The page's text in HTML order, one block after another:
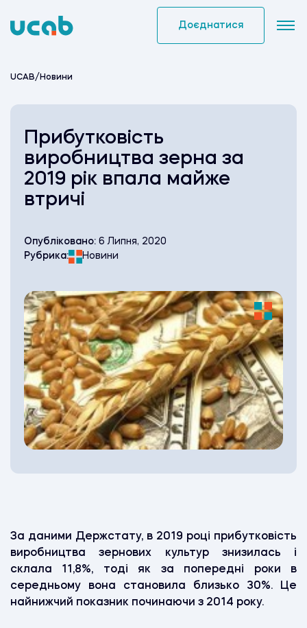
to
Доєднатися
UCAB/ Новини
Прибутковість
виробництва зерна за
2019 рік впала майже
втричі
Опубліковано: 6 Липня, 2020
Рубрика:
Новини
За даними Держстату, в 2019 році прибутковість
виробництва зернових культур знизилась і
склала 11,8%, тоді як за попередні роки в
середньому вона становила близько 30%. Це
найнижчий показник починаючи з 2014 року.